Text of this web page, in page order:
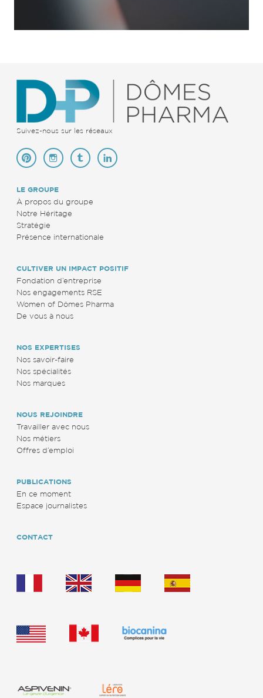
Suivez-nous sur les réseaux
LE GROUPE
À propos du groupe
Notre Héritage
Stratégie
Présence internationale
CULTIVER UN IMPACT POSITIF
Fondation d’entreprise
Nos engagements RSE
Women of Dômes Pharma
De vous à nous
NOS EXPERTISES
Nos savoir-faire
Nos spécialités
Nos marques
NOUS REJOINDRE
Travailler avec nous
Nos métiers
Offres d’emploi
PUBLICATIONS
En ce moment
Espace journalistes
CONTACT